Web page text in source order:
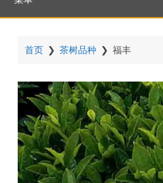
首页 ❯ 茶树品种 ❯ 福丰